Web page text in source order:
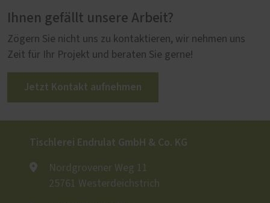
Ihnen gefällt unsere Arbeit?
Zögern Sie nicht uns zu kontaktieren, wir nehmen uns
Zeit für Ihr Projekt und beraten Sie gerne!
Jetzt Kontakt aufnehmen
Tischlerei Endrulat GmbH & Co. KG
Nordgrovener Weg 11
25761 Westerdeichstrich